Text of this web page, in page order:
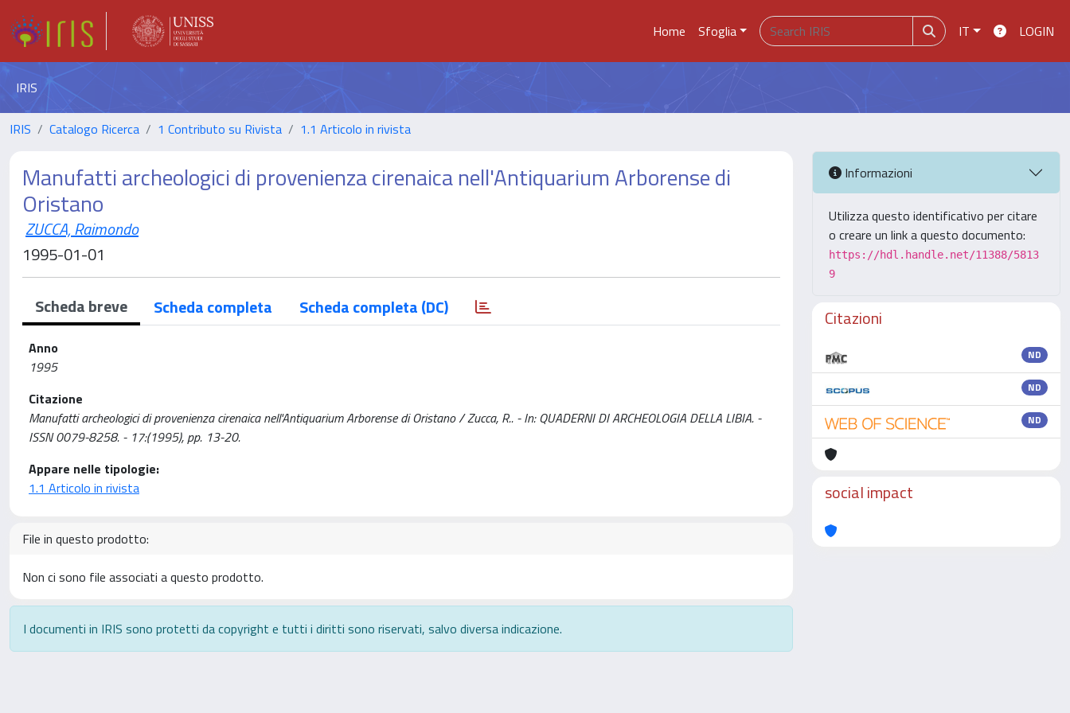
Home Sfoglia IT LOGIN
IRIS
IRIS Catalogo Ricerca 1 Contributo su Rivista 1.1 Articolo in rivista
Manufatti archeologici di provenienza cirenaica nell'Antiquarium Arborense di
Oristano
ZUCCA, Raimondo
1995-01-01
Scheda breve Scheda completa Scheda completa (DC)
Anno
1995
Citazione
Manufatti archeologici di provenienza cirenaica nell'Antiquarium Arborense di Oristano / Zucca, R.. - In: QUADERNI DI ARCHEOLOGIA DELLA LIBIA. -
ISSN 0079-8258. - 17:(1995), pp. 13-20.
Appare nelle tipologie:
1.1 Articolo in rivista
File in questo prodotto:
Non ci sono file associati a questo prodotto.
I documenti in IRIS sono protetti da copyright e tutti i diritti sono riservati, salvo diversa indicazione.
Informazioni
Utilizza questo identificativo per citare
o creare un link a questo documento:
https://hdl.handle.net/11388/5813
9
Citazioni
ND
ND
ND
social impact